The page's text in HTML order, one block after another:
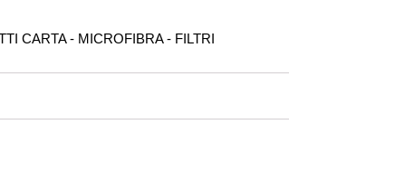
CARTA - MICROFIBRA - FILTRI